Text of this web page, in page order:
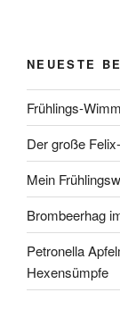
NEUESTE
Frühlings-
Der große
Mein
Brombeerhag
Petronella
Hexensümpfe